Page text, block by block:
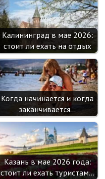
Калининград в мае 2026:
стоит ли ехать на отдых
Когда начинается и когда
заканчивается…
Казань в мае 2026 года:
стоит ли ехать туристам…